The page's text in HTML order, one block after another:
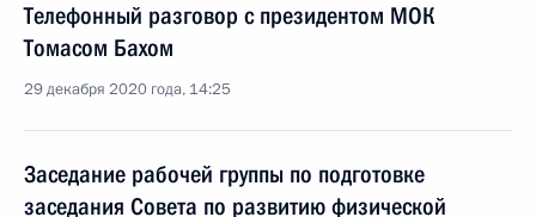
Телефонный разговор с президентом МОК
Томасом Бахом
29 декабря 2020 года, 14:25
Заседание рабочей группы по подготовке
заседания Совета по развитию физической